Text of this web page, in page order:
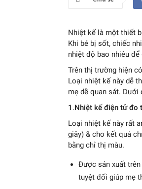
Nhiệt kế là một thiết
Khi bé bị sốt, chiếc
nhiệt độ bao nhiêu
Trên thị trường hiện
Loại nhiệt kế này dễ
mẹ dễ quan sát.
1 .Nhiệt kế điện tử đo
Loại nhiệt kế này rất
giây) & cho kết quả
bằng chỉ thị màu.
Được sản xuất trên
tuyệt đối giúp mẹ